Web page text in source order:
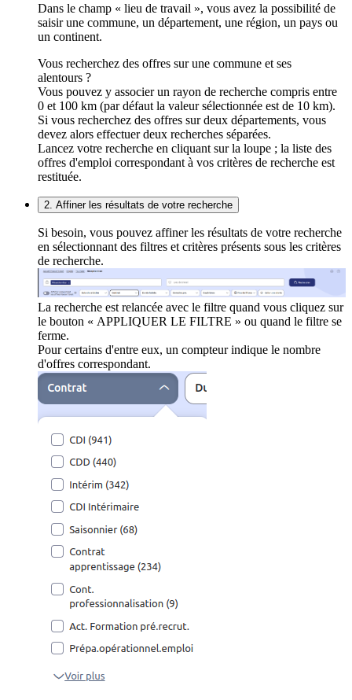
Dans le champ « lieu de travail », vous avez la possibilité de
saisir une commune, un département, une région, un pays ou
un continent.
Vous recherchez des offres sur une commune et ses
alentours ?
Vous pouvez y associer un rayon de recherche compris entre
0 et 100 km (par défaut la valeur sélectionnée est de 10 km).
Si vous recherchez des offres sur deux départements, vous
devez alors effectuer deux recherches séparées.
Lancez votre recherche en cliquant sur la loupe ; la liste des
offres d'emploi correspondant à vos critères de recherche est
restituée.
2. Affiner les résultats de votre recherche
Si besoin, vous pouvez affiner les résultats de votre recherche
en sélectionnant des filtres et critères présents sous les critères
de recherche.
La recherche est relancée avec le filtre quand vous cliquez sur
le bouton « APPLIQUER LE FILTRE » ou quand le filtre se
ferme.
Pour certains d'entre eux, un compteur indique le nombre
d'offres correspondant.